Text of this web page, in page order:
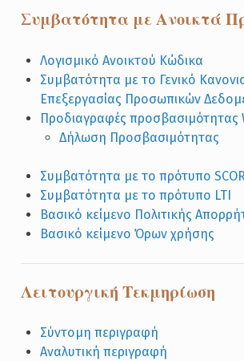
Συμβατότητα με Ανοικτά
Λογισμικό Ανοικτού Κώδικα
Συμβατότητα με το Γενικό
Επεξεργασίας Προσωπικών
Προδιαγραφές προσβασιμότητας
Δήλωση Προσβασιμότητας
Συμβατότητα με το πρότυπο
Συμβατότητα με το πρότυπο LTI
Βασικό κείμενο Πολιτικής
Βασικό κείμενο Όρων χρήσης
Λειτουργική Τεκμηρίωση
Σύντομη περιγραφή
Αναλυτική περιγραφή